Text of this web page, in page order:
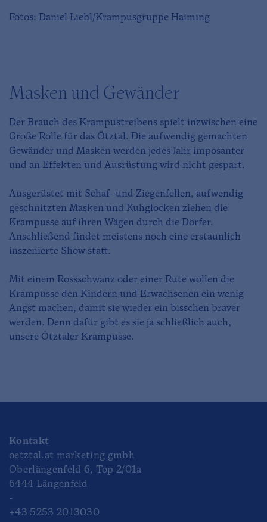
Fotos: Daniel Liebl/Krampusgruppe Haiming
Masken und Gewänder
Der Brauch des Krampustreibens spielt inzwischen eine
Große Rolle für das Ötztal. Die aufwendig gemachten
Gewänder und Masken werden jedes Jahr imposanter
und an Effekten und Ausrüstung wird nicht gespart.
Ausgerüstet mit Schaf- und Ziegenfellen, aufwendig
geschnitzten Masken und Kuhglocken ziehen die
Krampusse auf ihren Wägen durch die Dörfer.
Anschließend findet meistens noch eine erstaunlich
inszenierte Show statt.
Mit einem Rossschwanz oder einer Rute wollen die
Krampusse den Kindern und Erwachsenen ein wenig
Angst machen, damit sie wieder ein bisschen braver
werden. Denn dafür gibt es sie ja schließlich auch,
unsere Ötztaler Krampusse.
Kontakt
oetztal.at marketing gmbh
Oberlängenfeld 6, Top 2/01a
6444 Längenfeld
-
+43 5253 2013030